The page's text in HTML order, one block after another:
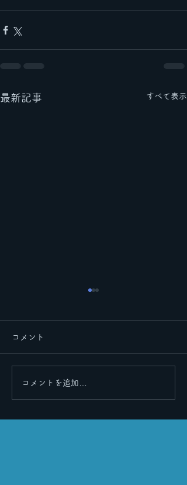
最新記事 すべて表示
里帰りその２
コメント
コメントを追加…